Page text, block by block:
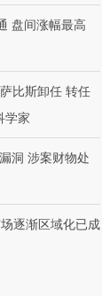
盘间涨幅最高
比斯卸任 转任
学家
洞 涉案财物处
逐渐区域化已成